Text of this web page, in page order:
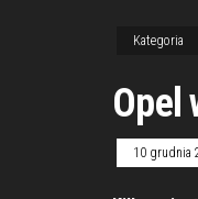
Kategoria
Opel
10 grudnia